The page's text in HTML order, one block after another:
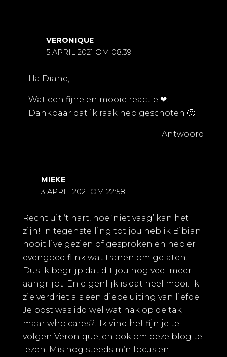
VERONIQUE
5 APRIL 2021 OM 08:39
Ha Diane,
Wat een fijne en mooie reactie ❤.
Dankbaar dat ik raak heb geschoten 🙂
Antwoord
MIEKE
3 APRIL 2021 OM 22:58
Recht uit ‘t hart, hoe ‘niet vaag’ kan het
zijn! In tegenstelling tot jou heb ik Bibian
nooit live gezien of gesproken en heb er
evengoed flink wat tranen om gelaten.
Dus ik begrijp dat dit jou nog veel meer
aangrijpt. En eigenlijk is dat heel mooi. Ik
zie verdriet als een diepe uiting van liefde.
Je post was idd wel wat hak op de tak
maar who cares?! Ik vind het fijn je te
volgen Veronique, en ook om deze blog te
lezen. Mis nog steeds m’n focus en